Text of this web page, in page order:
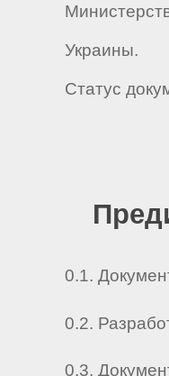
Украины.
Статус
0.1.
0.2.
0.3.